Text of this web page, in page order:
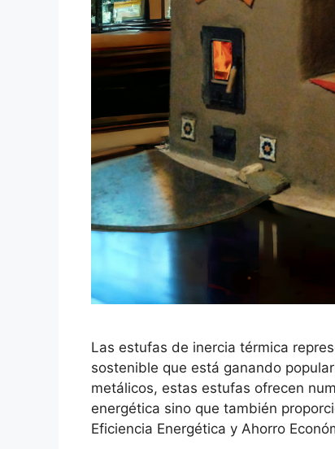
Las estufas de inercia térmica
sostenible que está ganando
metálicos, estas estufas ofrecen
energética sino que también
Eficiencia Energética y Ahorro